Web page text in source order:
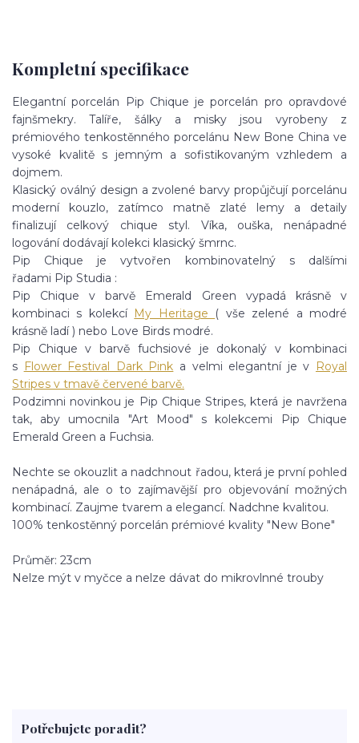
Kompletní specifikace
Elegantní porcelán Pip Chique je porcelán pro opravdové
fajnšmekry. Talíře, šálky a misky jsou vyrobeny z
prémiového tenkostěnného porcelánu New Bone China ve
vysoké kvalitě s jemným a sofistikovaným vzhledem a
dojmem.
Klasický oválný design a zvolené barvy propůjčují porcelánu
moderní kouzlo, zatímco matně zlaté lemy a detaily
finalizují celkový chique styl. Víka, ouška, nenápadné
logování dodávají kolekci klasický šmrnc.
Pip Chique je vytvořen kombinovatelný s dalšími
řadami Pip Studia :
Pip Chique v barvě Emerald Green vypadá krásně v
kombinaci s kolekcí My Heritage
( vše zelené a modré
krásně ladí ) nebo Love Birds modré.
Pip Chique v barvě fuchsiové je dokonalý v kombinaci
s Flower Festival Dark Pink a velmi elegantní je v Royal
Stripes v tmavě červené barvě.
Podzimni novinkou je Pip Chique Stripes, která je navržena
tak, aby umocnila "Art Mood" s kolekcemi Pip Chique
Emerald Green a Fuchsia.
Nechte se okouzlit a nadchnout řadou, která je první pohled
nenápadná, ale o to zajímavější pro objevování možných
kombinací. Zaujme tvarem a elegancí. Nadchne kvalitou.
100% tenkostěnný porcelán prémiové kvality "New Bone"
Průměr: 23cm
Nelze mýt v myčce a nelze dávat do mikrovlnné trouby
Potřebujete poradit?